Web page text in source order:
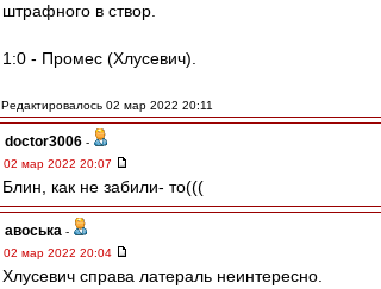
штрафного в створ.
1:0 - Промес (Хлусевич).
Редактировалось 02 мар 2022 20:11
doctor3006 -
02 мар 2022 20:07
Блин, как не забили- то(((
авоська -
02 мар 2022 20:04
Хлусевич справа латераль неинтересно.